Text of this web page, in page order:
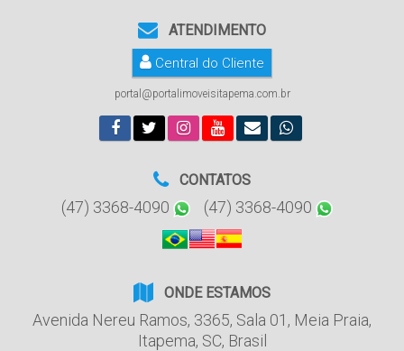
ATENDIMENTO
Central do Cliente
portal@portalimoveisitapema.com.br
CONTATOS
(47) 3368-4090 (47) 3368-4090
ONDE ESTAMOS
Avenida Nereu Ramos, 3365, Sala 01 , Meia Praia,
Itapema, SC, Brasil